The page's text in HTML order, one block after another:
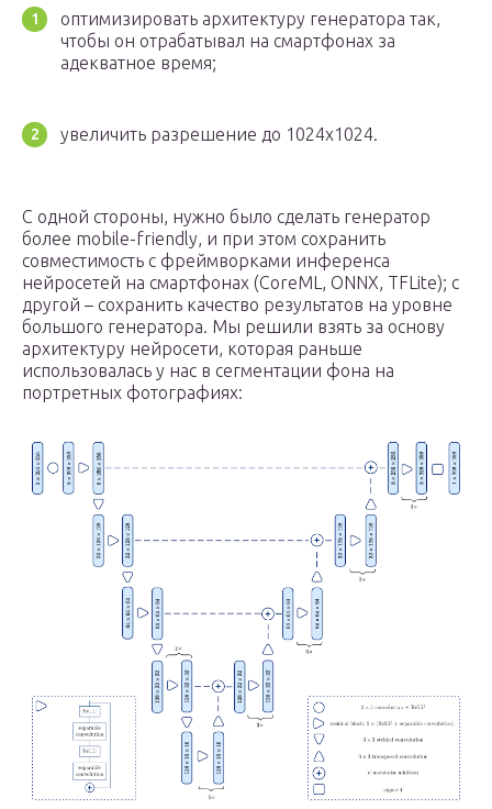
оптимизировать архитектуру генератора так,
чтобы он отрабатывал на смартфонах за
адекватное время;
увеличить разрешение до 1024х1024.
С одной стороны, нужно было сделать генератор
более mobile-friendly, и при этом сохранить
совместимость с фреймворками инференса
нейросетей на смартфонах (CoreML, ONNX, TFLite); c
другой – сохранить качество результатов на уровне
большого генератора. Мы решили взять за основу
архитектуру нейросети, которая раньше
использовалась у нас в сегментации фона на
портретных фотографиях: